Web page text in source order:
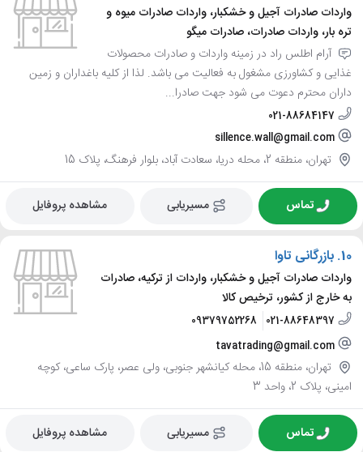
واردات صادرات آجیل و خشکبار، واردات صادرات میوه و
تره بار، واردات صادرات، صادرات میگو
آرام اطلس راد در زمینه واردات و صادرات محصولات
غذایی و کشاورزی مشغول به فعالیت می باشد. لذا از کلیه باغداران و زمین
داران محترم دعوت می شود جهت صادرا...
021-88684147
sillence.wall@gmail.com
تهران، منطقه 2، محله دریا، سعادت آباد، بلوار فرهنگ، پلاک 15
تماس مسیریابی مشاهده پروفایل
10. بازرگانی تاوا
واردات صادرات آجیل و خشکبار، واردات از ترکیه، صادرات
به خارج از کشور، ترخیص کالا
021-88648397
09379752268
tavatrading@gmail.com
تهران، منطقه 15، محله کیانشهر جنوبی، ولی عصر، پارک ساعی، کوچه
امینی، پلاک 2، واحد 3
تماس مسیریابی مشاهده پروفایل